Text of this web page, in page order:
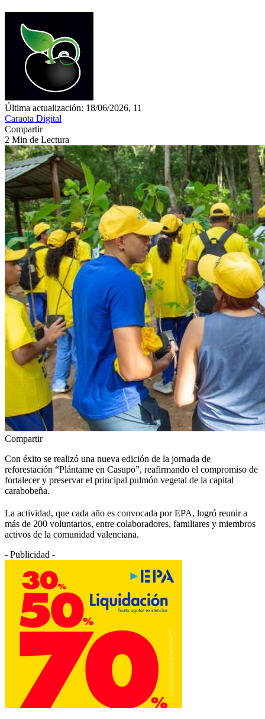
Última actualización: 18/06/2026, 11
Caraota Digital
Compartir
2 Min de Lectura
Compartir
Con éxito se realizó una nueva edición de la jornada de
reforestación “Plántame en Casupo”, reafirmando el compromiso de
fortalecer y preservar el principal pulmón vegetal de la capital
carabobeña.
La actividad, que cada año es convocada por EPA, logró reunir a
más de 200 voluntarios, entre colaboradores, familiares y miembros
activos de la comunidad valenciana.
- Publicidad -